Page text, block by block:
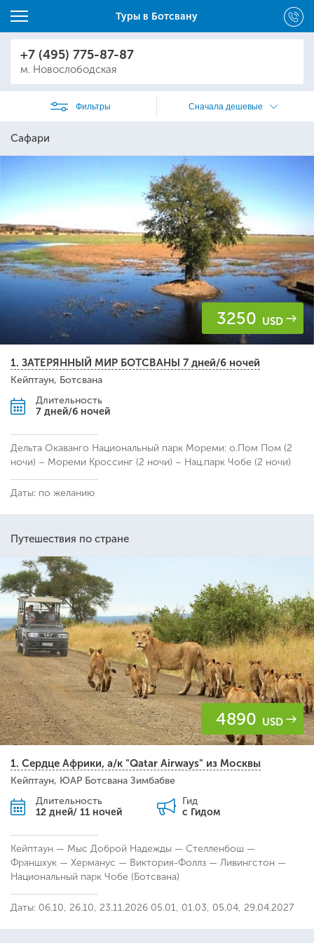
Туры в Ботсвану
+7 (495) 775-87-87
м. Новослободская
Фильтры Сначала дешевые
Сафари
3250 USD
1. ЗАТЕРЯННЫЙ МИР БОТСВАНЫ 7 дней/6 ночей
Кейптаун, Ботсвана
Длительность
7 дней/6 ночей
Дельта Окаванго Национальный парк Мореми: о.Пом Пом (2
ночи) – Мореми Кроссинг (2 ночи) – Нац.парк Чобе (2 ночи)
Даты: по желанию
Путешествия по стране
4890 USD
1. Сердце Африки, а/к "Qatar Airways" из Москвы
Кейптаун, ЮАР Ботсвана Зимбабве
Длительность
12 дней/ 11 ночей
Гид
с Гидом
Кейптаун — Мыс Доброй Надежды — Стелленбош —
Франшхук — Херманус — Виктория-Фоллз — Ливингстон —
Национальный парк Чобе (Ботсвана)
Даты: 06.10, 26.10, 23.11.2026 05.01, 01.03, 05.04, 29.04.2027